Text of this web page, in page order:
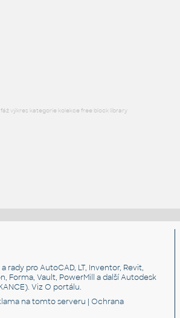
výkres kategorie kolekce free block library
rady pro AutoCAD, LT, Inventor, Revit,
Forma, Vault, PowerMill a další Autodesk
VizO portálu.
na tomto serveru |Ochrana